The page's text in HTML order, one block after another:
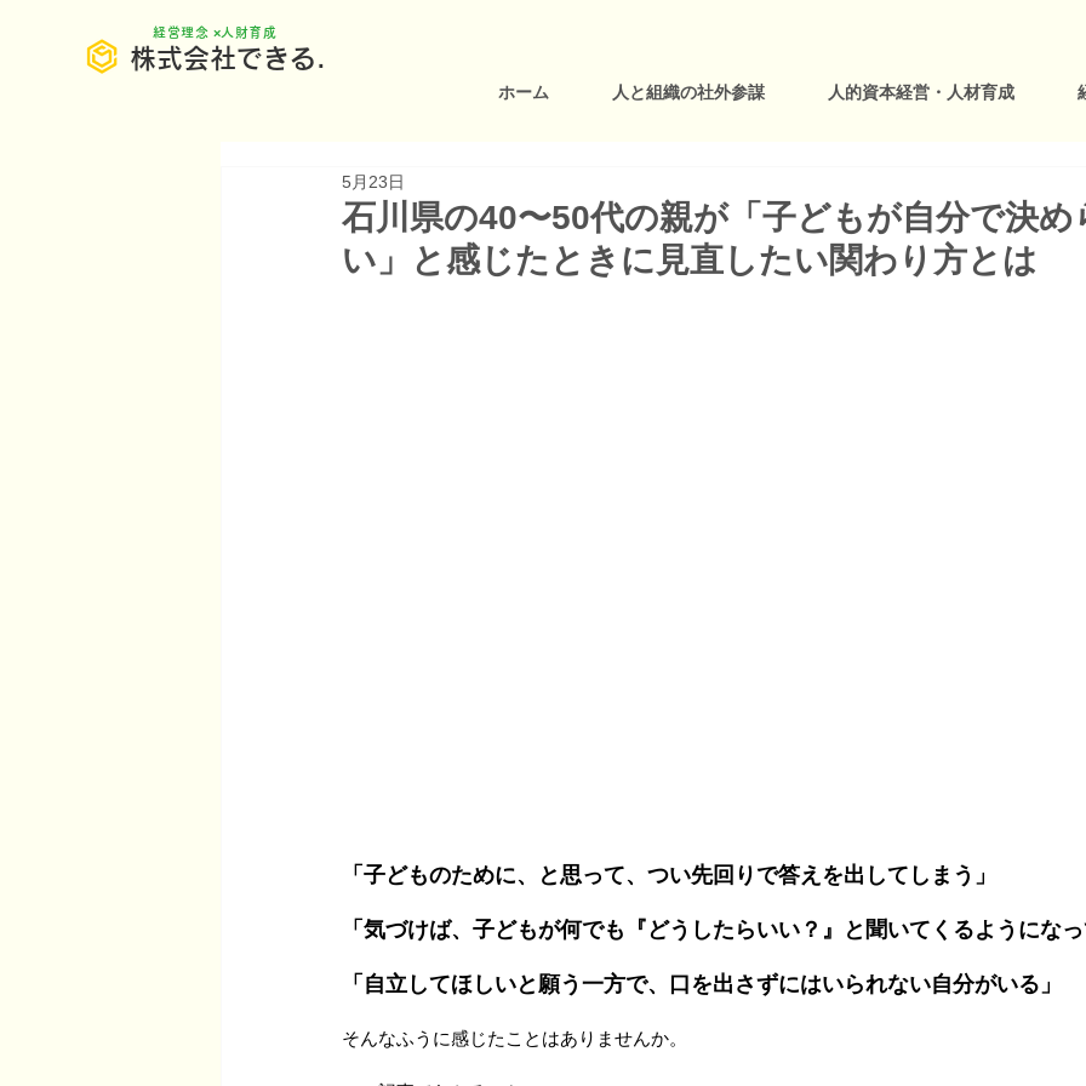
株式会社できる.
​経営理念 ×人財育成
ホーム 人と組織の社外参謀 人的資本経営・人材育成
石川県の40〜50代の親が「子どもが自分で決め
い」と感じたときに見直したい関わり方とは
5月23日
「子どものために、と思って、つい先回りで答えを出してしまう」
「気づけば、子どもが何でも『どうしたらいい？』と聞いてくるようにな
「自立してほしいと願う一方で、口を出さずにはいられない自分がいる」
そんなふうに感じたことはありませんか。